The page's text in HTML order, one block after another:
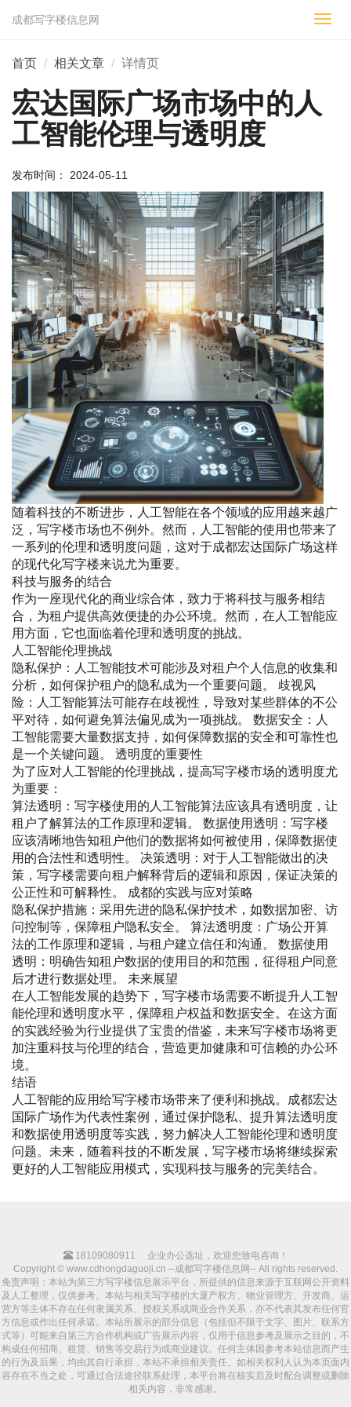
切
成都写字楼信息网
首页 相关文章 详情页
宏达国际广场市场中的人
工智能伦理与透明度
发布时间： 2024-05-11
随着科技的不断进步，人工智能在各个领域的应用越来越广
泛，写字楼市场也不例外。然而，人工智能的使用也带来了
一系列的伦理和透明度问题，这对于成都宏达国际广场这样
的现代化写字楼来说尤为重要。
科技与服务的结合
作为一座现代化的商业综合体，致力于将科技与服务相结
合，为租户提供高效便捷的办公环境。然而，在人工智能应
用方面，它也面临着伦理和透明度的挑战。
人工智能伦理挑战
隐私保护：人工智能技术可能涉及对租户个人信息的收集和
分析，如何保护租户的隐私成为一个重要问题。 歧视风
险：人工智能算法可能存在歧视性，导致对某些群体的不公
平对待，如何避免算法偏见成为一项挑战。 数据安全：人
工智能需要大量数据支持，如何保障数据的安全和可靠性也
是一个关键问题。 透明度的重要性
为了应对人工智能的伦理挑战，提高写字楼市场的透明度尤
为重要：
算法透明：写字楼使用的人工智能算法应该具有透明度，让
租户了解算法的工作原理和逻辑。 数据使用透明：写字楼
应该清晰地告知租户他们的数据将如何被使用，保障数据使
用的合法性和透明性。 决策透明：对于人工智能做出的决
策，写字楼需要向租户解释背后的逻辑和原因，保证决策的
公正性和可解释性。 成都的实践与应对策略
隐私保护措施：采用先进的隐私保护技术，如数据加密、访
问控制等，保障租户隐私安全。 算法透明度：广场公开算
法的工作原理和逻辑，与租户建立信任和沟通。 数据使用
透明：明确告知租户数据的使用目的和范围，征得租户同意
后才进行数据处理。 未来展望
在人工智能发展的趋势下，写字楼市场需要不断提升人工智
能伦理和透明度水平，保障租户权益和数据安全。在这方面
的实践经验为行业提供了宝贵的借鉴，未来写字楼市场将更
加注重科技与伦理的结合，营造更加健康和可信赖的办公环
境。
结语
人工智能的应用给写字楼市场带来了便利和挑战。成都宏达
国际广场作为代表性案例，通过保护隐私、提升算法透明度
和数据使用透明度等实践，努力解决人工智能伦理和透明度
问题。未来，随着科技的不断发展，写字楼市场将继续探索
更好的人工智能应用模式，实现科技与服务的完美结合。
18109080911
企业办公选址，欢迎您致电咨询！
Copyright © www.cdhongdaguoji.cn --成都写字楼信息网-- All rights reserved.
免责声明：本站为第三方写字楼信息展示平台，所提供的信息来源于互联网公开资料
及人工整理，仅供参考。本站与相关写字楼的大厦产权方、物业管理方、开发商、运
营方等主体不存在任何隶属关系、授权关系或商业合作关系，亦不代表其发布任何官
方信息或作出任何承诺。本站所展示的部分信息（包括但不限于文字、图片、联系方
式等）可能来自第三方合作机构或广告展示内容，仅用于信息参考及展示之目的，不
构成任何招商、租赁、销售等交易行为或商业建议。任何主体因参考本站信息而产生
的行为及后果，均由其自行承担，本站不承担相关责任。如相关权利人认为本页面内
容存在不当之处，可通过合法途径联系处理，本平台将在核实后及时配合调整或删除
相关内容，非常感谢。